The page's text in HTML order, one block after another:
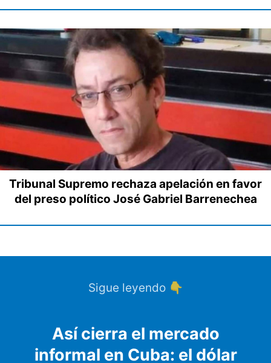
Tribunal Supremo rechaza apelación en favor
del preso político José Gabriel Barrenechea
Sigue leyendo 👇